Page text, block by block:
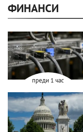
ФИНАНСИ
преди 1 час